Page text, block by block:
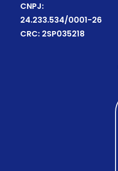
CNPJ:
24.233.534/0001-26
CRC: 2SP035218